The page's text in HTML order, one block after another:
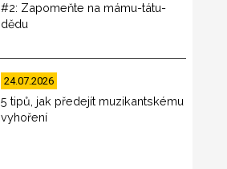
#2: Zapomeňte na mámu-tátu-
dědu
24.07.2026
5 tipů, jak předejít muzikantskému
vyhoření